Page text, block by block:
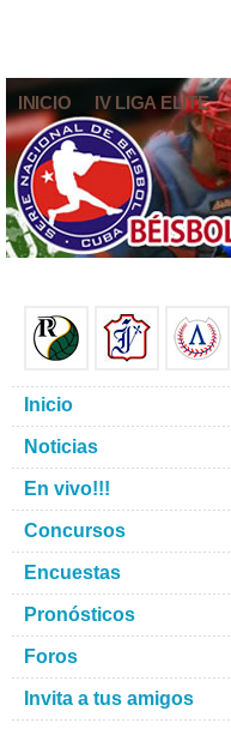
INICIO IV LIGA ELITE
Inicio
Noticias
En vivo!!!
Concursos
Encuestas
Pronósticos
Foros
Invita a tus amigos